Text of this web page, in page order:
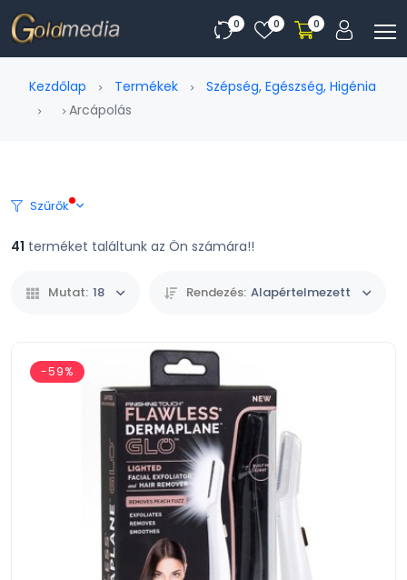
0 0 0
Kezdőlap Termékek
Szépség, Egészség, Higénia
Arcápolás
Szűrők
41 terméket találtunk az Ön számára!!
Mutat: 18 Rendezés: Alapértelmezett
-59%